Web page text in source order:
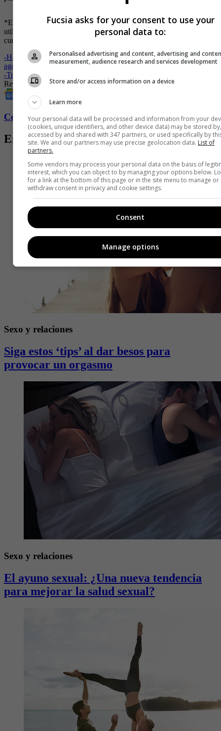
*Este artículo fue creado con ayuda de una inteligencia artificial que
utiliza
para producir texto similar al humano, y
curado por un periodista especializado Fucsia.
-Horóscopo de Mhoni Vidente para el fin de semana del 25 al 27 de
agosto
-Trucos para estrechar la vagina y aumentar el placer
Redacción IA
SexorelacionesConsejosplacer VaginaPlacer sexual
Conozca más de Fucsia aquí
Entradas relacionadas
Sexo y relaciones
Siga estos ‘tips’ al dar besos para
provocar un orgasmo
Sexo y relaciones
El ayuno sexual: ¿Una nueva tendencia
para mejorar la salud sexual?
Fucsia asks for your consent to use your
personal data to:
Personalised advertising and content, advertising and
measurement, audience research and services development
Store and/or access information on a device
Learn more
Your personal data will be processed and information from your
(cookies, unique identifiers, and other device data) may be stored by,
accessed by and shared with 347 partners, or used specifically by
site. We and our partners may use precise geolocation data. List of
partners.
Some vendors may process your personal data on the basis of
interest, which you can object to by managing your options below.
for a link at the bottom of this page or in the site menu to manage or
withdraw consent in privacy and cookie settings.
Consent
Manage options